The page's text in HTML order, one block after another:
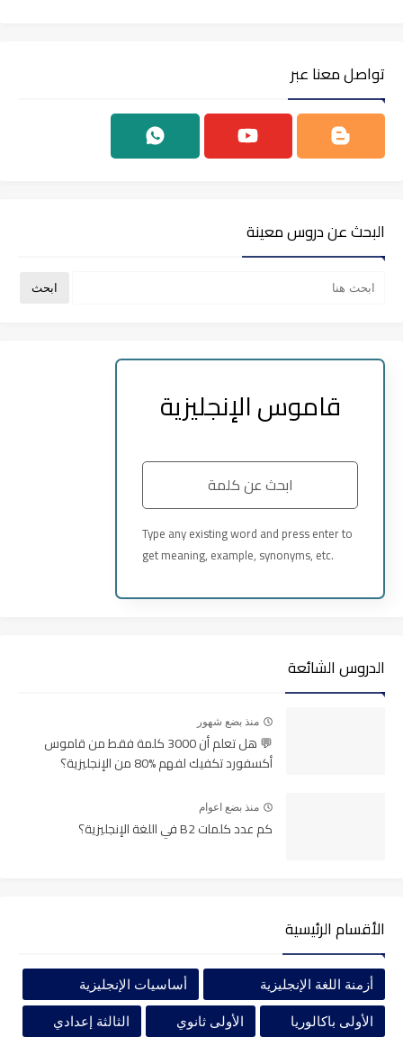
تواصل معنا عبر
البحث عن دروس معينة
قاموس الإنجليزية
Type any existing word and press enter to
get meaning, example, synonyms, etc.
__
Example
___
Synonyms
الدروس الشائعة
منذ بضع شهور
💬 هل تعلم أن 3000 كلمة فقط من قاموس
أكسفورد تكفيك لفهم %80 من الإنجليزية؟
منذ بضع اعوام
كم عدد كلمات B2 في اللغة الإنجليزية؟
الأقسام الرئيسية
أزمنة اللغة الإنجليزية أساسيات الإنجليزية
الأولى باكالوريا الأولى ثانوي الثالثة إعدادي